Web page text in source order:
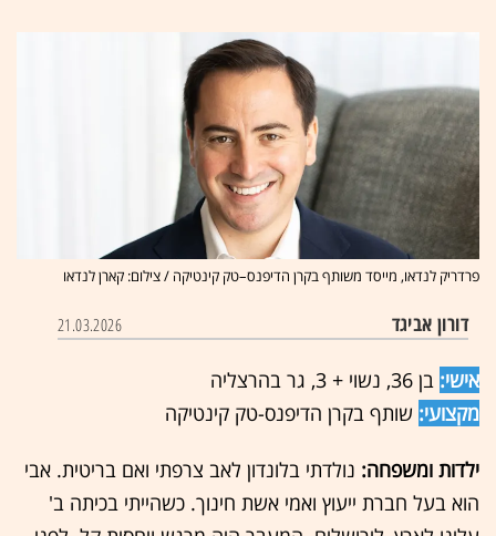
פרדריק לנדאו, מייסד משותף בקרן הדיפנס–טק קינטיקה / צילום: קארן לנדאו
דורון אביגד 21.03.2026
אישי: בן 36, נשוי + 3, גר בהרצליה
מקצועי: שותף בקרן הדיפנס-טק קינטיקה
ילדות ומשפחה: נולדתי בלונדון לאב צרפתי ואם בריטית. אבי
הוא בעל חברת ייעוץ ואמי אשת חינוך. כשהייתי בכיתה ב'